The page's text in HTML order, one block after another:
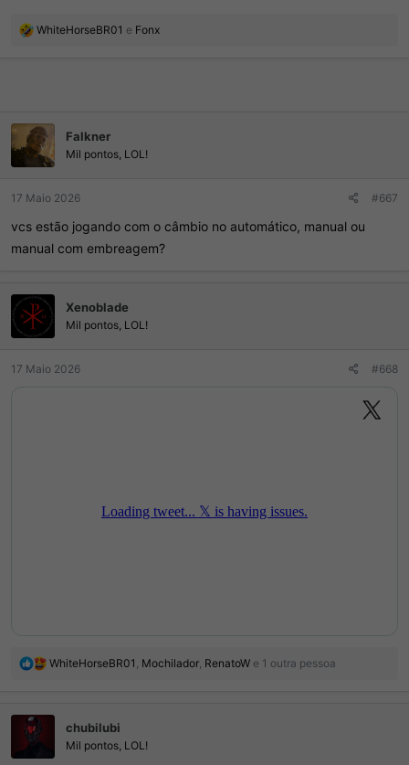
R
s
:
WhiteHorseBR01 e Fonx
Falkner
Mil pontos, LOL!
17 Maio 2026 #667
vcs estão jogando com o câmbio no automático, manual ou
manual com embreagem?
Xenoblade
Mil pontos, LOL!
17 Maio 2026 #668
R
ç
s
WhiteHorseBR01 , Mochilador, RenatoW e 1 outra pessoa
chubilubi
Mil pontos, LOL!